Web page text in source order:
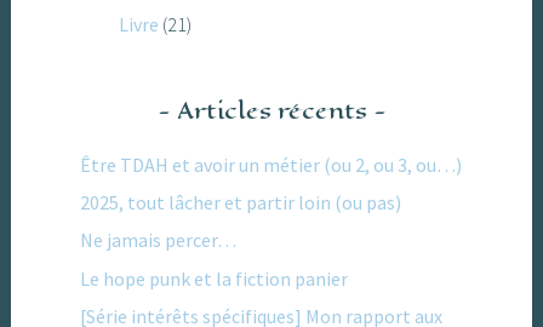
Livre (21)
Articles récents
Être TDAH et avoir un métier (ou 2, ou 3, ou…)
2025, tout lâcher et partir loin (ou pas)
Ne jamais percer…
Le hope punk et la fiction panier
[Série intérêts spécifiques] Mon rapport aux